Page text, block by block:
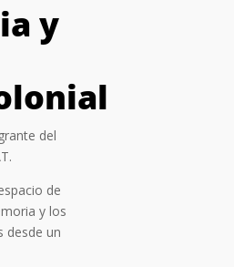
y
del
de
y los
desde un